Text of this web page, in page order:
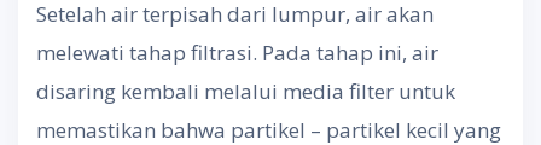
Setelah air terpisah dari lumpur, air akan
melewati tahap filtrasi. Pada tahap ini, air
disaring kembali melalui media filter untuk
memastikan bahwa partikel – partikel kecil yang